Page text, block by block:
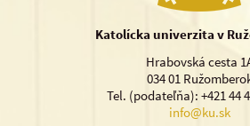
Katolícka univerzita v
Hrabovská cesta
034 01
Tel. (podateľňa): +421 44
info@ku.sk